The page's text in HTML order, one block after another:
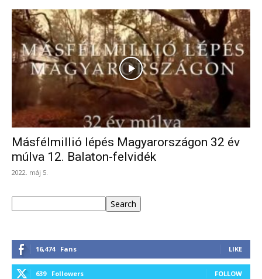
Másfélmillió lépés Magyarországon 32 év
múlva 12. Balaton-felvidék
2022. máj 5.
Search
16,474 Fans LIKE
639 Followers FOLLOW